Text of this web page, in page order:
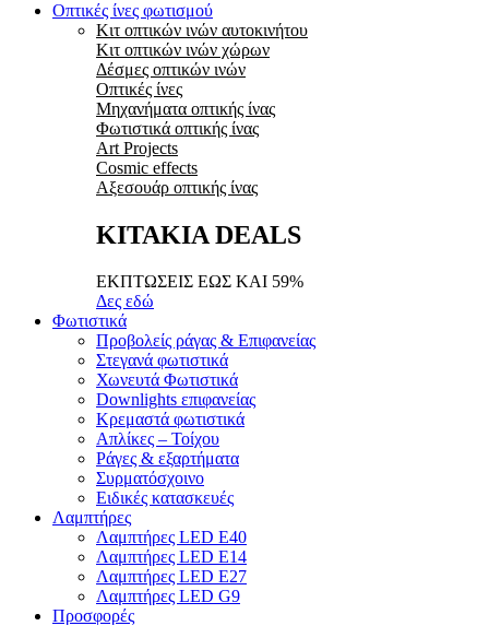
Οπτικές ίνες φωτισμού
Κιτ οπτικών ινών αυτοκινήτου
Κιτ οπτικών ινών χώρων
Δέσμες οπτικών ινών
Οπτικές ίνες
Μηχανήματα οπτικής ίνας
Φωτιστικά οπτικής ίνας
Art Projects
Cosmic effects
Αξεσουάρ οπτικής ίνας
ΚΙΤΑΚΙΑ DEALS
ΕΚΠΤΩΣΕΙΣ ΕΩΣ ΚΑΙ 59%
Δες εδώ
Φωτιστικά
Προβολείς ράγας & Επιφανείας
Στεγανά φωτιστικά
Χωνευτά Φωτιστικά
Downlights επιφανείας
Κρεμαστά φωτιστικά
Απλίκες – Τοίχου
Ράγες & εξαρτήματα
Συρματόσχοινο
Ειδικές κατασκευές
Λαμπτήρες
Λαμπτήρες LED E40
Λαμπτήρες LED E14
Λαμπτήρες LED E27
Λαμπτήρες LED G9
Προσφορές